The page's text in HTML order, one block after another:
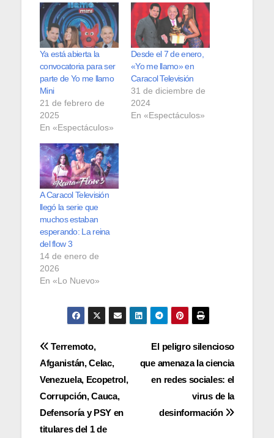
Ya está abierta la
convocatoria para ser
parte de Yo me llamo
Mini
21 de febrero de
2025
En «Espectáculos»
Desde el 7 de enero,
«Yo me llamo» en
Caracol Televisión
31 de diciembre de
2024
En «Espectáculos»
A Caracol Televisión
llegó la serie que
muchos estaban
esperando: La reina
del flow 3
14 de enero de
2026
En «Lo Nuevo»
Navegación
de
entradas
El peligro silencioso
que amenaza la ciencia
en redes sociales: el
virus de la
desinformación
Terremoto,
Afganistán, Celac,
Venezuela, Ecopetrol,
Corrupción, Cauca,
Defensoría y PSY en
titulares del 1 de